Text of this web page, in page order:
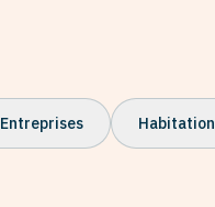
Entreprises Habitation